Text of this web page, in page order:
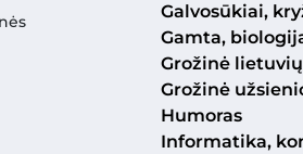
Galvosūkiai,
Gamta,
Grožinė
Grožinė
Humoras
Informatika,